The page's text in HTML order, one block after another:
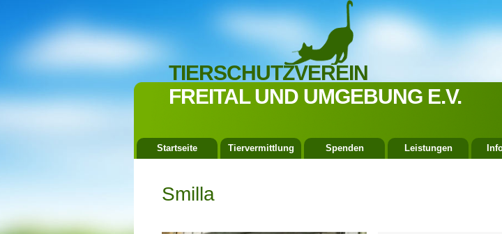
TIERSCHUTZVEREIN
FREITAL UND UMGEBUNG E.V.
Startseite Tiervermittlung Spenden Leistungen
Smilla